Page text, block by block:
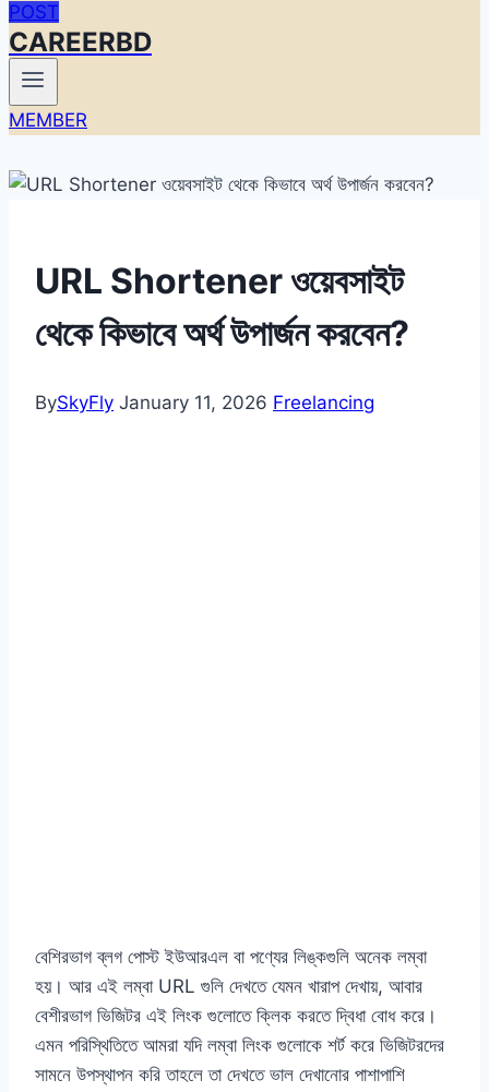
POST
CAREERBD
MEMBER
URL Shortener ওয়েবসাইট
থেকে কিভাবে অর্থ উপার্জন করবেন?
BySkyFly January 11, 2026 Freelancing
বেশিরভাগ ব্লগ পোস্ট ইউআরএল বা পণ্যের লিঙ্কগুলি অনেক লম্বা
হয়। আর এই লম্বা URL গুলি দেখতে যেমন খারাপ দেখায়, আবার
বেশীরভাগ ভিজিটর এই লিংক গুলোতে ক্লিক করতে দ্বিধা বোধ করে।
এমন পরিস্থিতিতে আমরা যদি লম্বা লিংক গুলোকে শর্ট করে ভিজিটরদের
সামনে উপস্থাপন করি তাহলে তা দেখতে ভাল দেখানোর পাশাপাশি